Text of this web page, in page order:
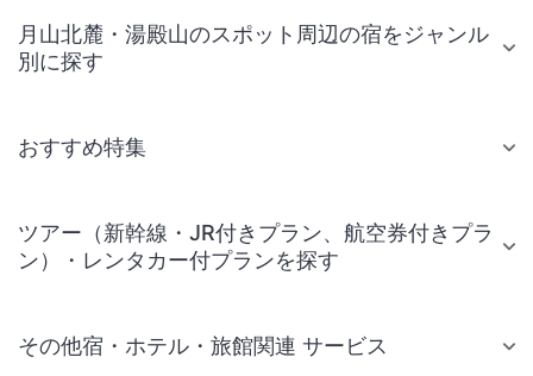
月山北麓・湯殿山のスポット周辺の宿をジャンル
別に探す
おすすめ特集
ツアー（新幹線・JR付きプラン、航空券付きプラ
ン）・レンタカー付プランを探す
その他宿・ホテル・旅館関連 サービス